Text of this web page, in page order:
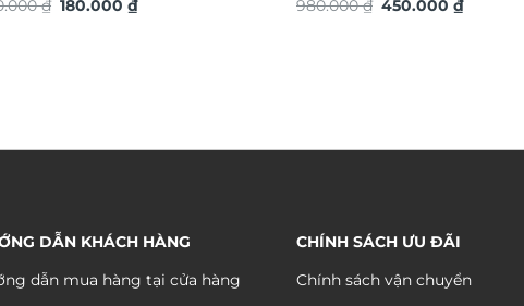
₫ Giá
180.000₫Giá
thuật TG4928S
980.000₫ Giá
450.000₫Giá
DẪN KHÁCH HÀNG
dẫn mua hàng tại cửa hàng
CHÍNH SÁCH ƯU ĐÃI
Chính sách vận chuyển